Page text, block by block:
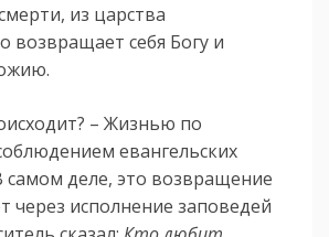
из царства
возвращает себя Богу и
– Жизнью по
евангельских
самом деле, это возвращение
через исполнение заповедей